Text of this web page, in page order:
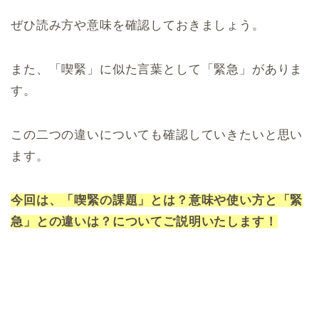
ぜひ読み方や意味を確認しておきましょう。
また、「喫緊」に似た言葉として「緊急」がありま
す。
この二つの違いについても確認していきたいと思い
ます。
今回は、「喫緊の課題」とは？意味や使い方と「緊
急」との違いは？についてご説明いたします！